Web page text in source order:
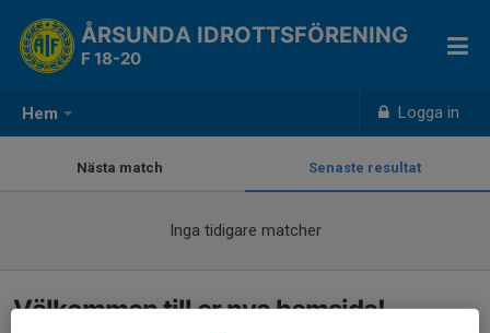
Hem Logga in
ÅRSUNDA IDROTTSFÖRENING
F 18-20
Nästa match Senaste resultat
Inga tidigare matcher
Välkommen till er nya hemsida!